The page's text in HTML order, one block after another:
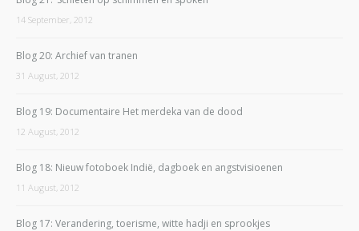
14 September, 2012
Blog 20: Archief van tranen
31 August, 2012
Blog 19: Documentaire Het merdeka van de dood
12 August, 2012
Blog 18: Nieuw fotoboek Indië, dagboek en angstvisioenen
11 August, 2012
Blog 17: Verandering, toerisme, witte hadji en sprookjes